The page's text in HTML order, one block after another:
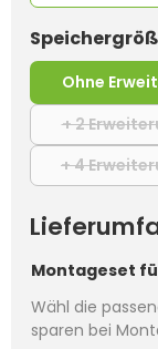
Ohne
+ 2
+ 4
Montageset
Wähl die
sparen bei